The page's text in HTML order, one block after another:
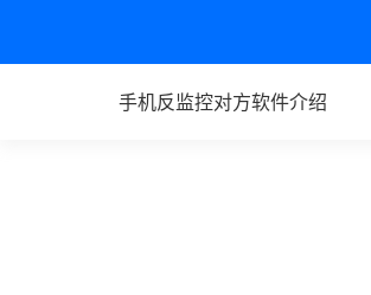
手机反监控对方软件介绍